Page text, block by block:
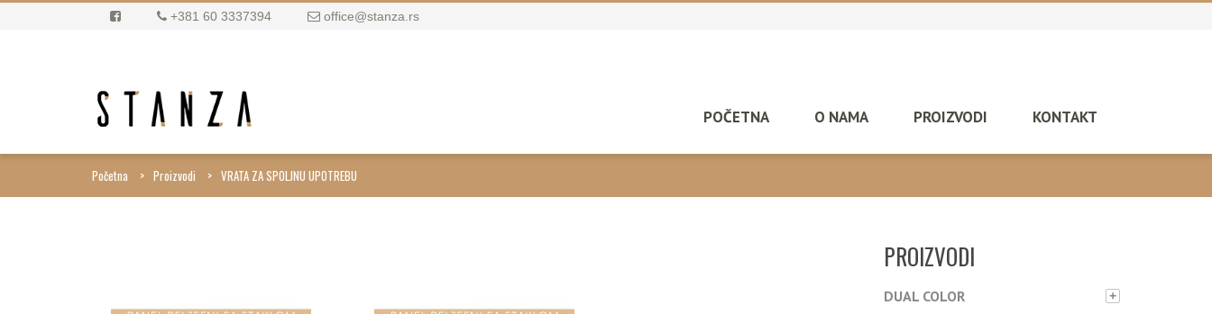
+381 60 3337394 office@stanza.rs
POČETNA O NAMA PROIZVODI KONTAKT
Početna Proizvodi VRATA ZA SPOLJNU UPOTREBU
PROIZVODI
DUAL COLOR +